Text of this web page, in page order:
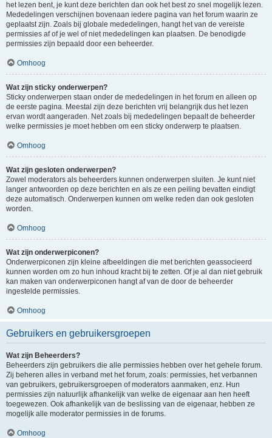
het lezen bent, je kunt deze berichten dan ook het best zo snel mogelijk lezen.
Mededelingen verschijnen bovenaan iedere pagina van het forum waarin ze
geplaatst zijn. Zoals bij globale mededelingen, hangt het van de vereiste
permissies af of je wel of niet mededelingen kan plaatsen. De benodigde
permissies zijn bepaald door een beheerder.
Omhoog
Wat zijn sticky onderwerpen?
Sticky onderwerpen staan onder de mededelingen in het forum en alleen op
de eerste pagina. Meestal zijn deze berichten vrij belangrijk dus het lezen
ervan wordt aangeraden. Net zoals bij mededelingen bepaalt de beheerder
welke permissies je moet hebben om een sticky onderwerp te plaatsen.
Omhoog
Wat zijn gesloten onderwerpen?
Zowel moderators als beheerders kunnen onderwerpen sluiten. Je kunt niet
langer antwoorden op deze berichten en als ze een peiling bevatten eindigt
deze automatisch. Onderwerpen kunnen om welke reden dan ook gesloten
worden.
Omhoog
Wat zijn onderwerpiconen?
Onderwerpiconen zijn kleine afbeeldingen die met berichten geassocieerd
kunnen worden om zo hun inhoud kracht bij te zetten. Of je al dan niet gebruik
kan maken van onderwerpiconen hangt af van de door de beheerder
ingestelde permissies.
Omhoog
Gebruikers en gebruikersgroepen
Wat zijn Beheerders?
Beheerders zijn gebruikers die alle permissies hebben over het gehele forum.
Zij beheren alles in verband met het forum, zoals: permissies, het verbannen
van gebruikers, gebruikersgroepen of moderators aanmaken, enz. Hun
permissies zijn natuurlijk afhankelijk van welke de eigenaar aan hen heeft
toegewezen. Ook afhankelijk van de beslissing van de eigenaar, hebben ze
mogelijk alle moderator permissies in de forums.
Omhoog